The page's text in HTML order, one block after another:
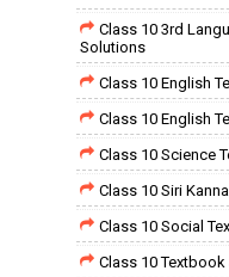
Class 10 3rd
Solutions
Class 10 English
Class 10 English
Class 10 Science
Class 10 Siri
Class 10 Social
Class 10